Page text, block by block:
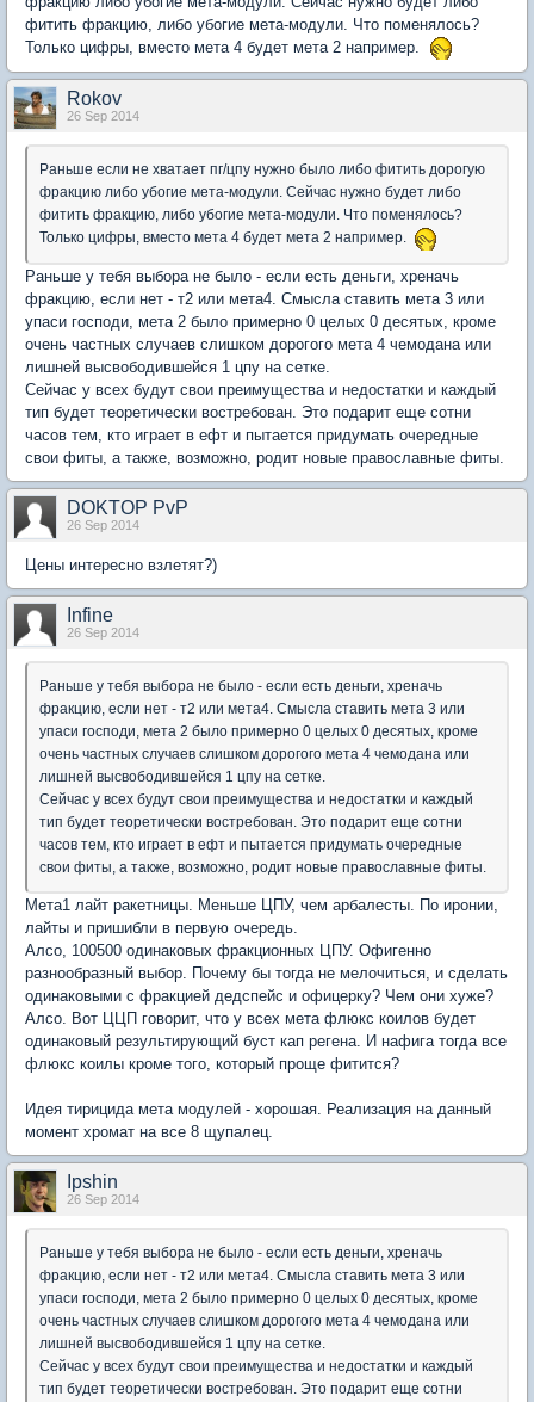
фитить фракцию, либо убогие мета-модули. Что поменялось?
Только цифры, вместо мета 4 будет мета 2 например.
Rokov
26 Sep 2014
Раньше если не хватает пг/цпу нужно было либо фитить дорогую
фракцию либо убогие мета-модули. Сейчас нужно будет либо
фитить фракцию, либо убогие мета-модули. Что поменялось?
Только цифры, вместо мета 4 будет мета 2 например.
Раньше у тебя выбора не было - если есть деньги, хреначь
фракцию, если нет - т2 или мета4. Смысла ставить мета 3 или
упаси господи, мета 2 было примерно 0 целых 0 десятых, кроме
очень частных случаев слишком дорогого мета 4 чемодана или
лишней высвободившейся 1 цпу на сетке.
Сейчас у всех будут свои преимущества и недостатки и каждый
тип будет теоретически востребован. Это подарит еще сотни
часов тем, кто играет в ефт и пытается придумать очередные
свои фиты, а также, возможно, родит новые православные фиты.
DOKTOP PvP
26 Sep 2014
Цены интересно взлетят?)
Infine
26 Sep 2014
Раньше у тебя выбора не было - если есть деньги, хреначь
фракцию, если нет - т2 или мета4. Смысла ставить мета 3 или
упаси господи, мета 2 было примерно 0 целых 0 десятых, кроме
очень частных случаев слишком дорогого мета 4 чемодана или
лишней высвободившейся 1 цпу на сетке.
Сейчас у всех будут свои преимущества и недостатки и каждый
тип будет теоретически востребован. Это подарит еще сотни
часов тем, кто играет в ефт и пытается придумать очередные
свои фиты, а также, возможно, родит новые православные фиты.
Мета1 лайт ракетницы. Меньше ЦПУ, чем арбалесты. По иронии,
лайты и пришибли в первую очередь.
Алсо, 100500 одинаковых фракционных ЦПУ. Офигенно
разнообразный выбор. Почему бы тогда не мелочиться, и сделать
одинаковыми с фракцией дедспейс и офицерку? Чем они хуже?
Алсо. Вот ЦЦП говорит, что у всех мета флюкс коилов будет
одинаковый результирующий буст кап регена. И нафига тогда все
флюкс коилы кроме того, который проще фитится?
Идея тирицида мета модулей - хорошая. Реализация на данный
момент хромат на все 8 щупалец.
Ipshin
26 Sep 2014
Раньше у тебя выбора не было - если есть деньги, хреначь
фракцию, если нет - т2 или мета4. Смысла ставить мета 3 или
упаси господи, мета 2 было примерно 0 целых 0 десятых, кроме
очень частных случаев слишком дорогого мета 4 чемодана или
лишней высвободившейся 1 цпу на сетке.
Сейчас у всех будут свои преимущества и недостатки и каждый
тип будет теоретически востребован. Это подарит еще сотни